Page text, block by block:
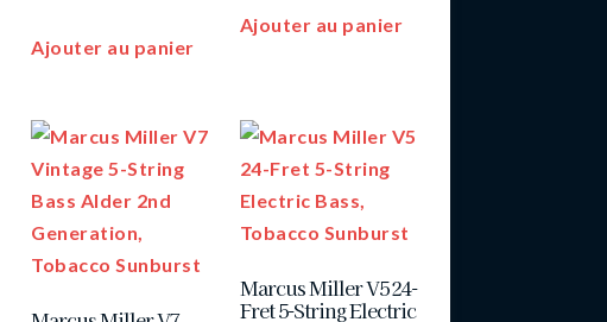
Ajouter au panier
Ajouter au panier
Marcus Miller V5 24-
Fret 5-String Electric